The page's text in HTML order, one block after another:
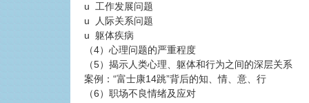
u 工作发展问题
u 人际关系问题
u 躯体疾病
（4）心理问题的严重程度
（5）揭示人类心理、躯体和行为之间的深层关系
案例：“富士康14跳”背后的知、情、意、行
（6）职场不良情绪及应对